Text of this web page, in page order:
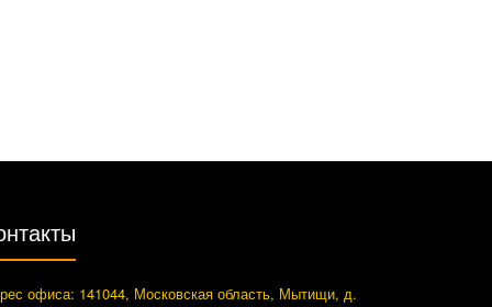
офиса: 141044, Московская область, Мытищи, д.